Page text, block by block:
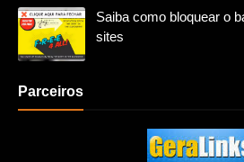
Saiba como bloquear o
sites
Parceiros